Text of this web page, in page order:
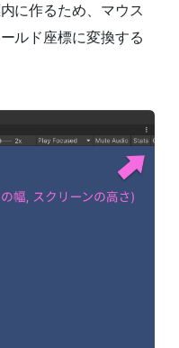
に作るため、マウス
ルド座標に変換する